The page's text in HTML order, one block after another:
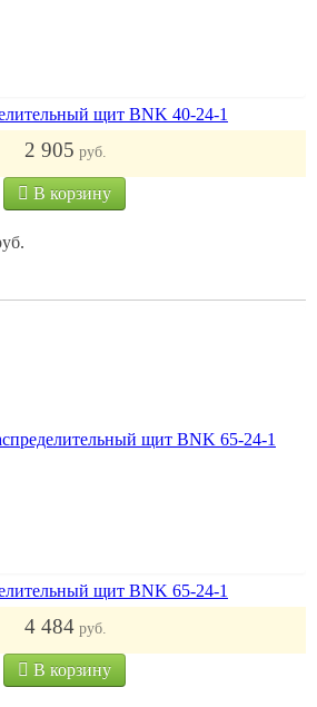
щит BNK 40-24-1
2 905 руб.
В корзину
щит BNK 65-24-1
4 484 руб.
В корзину